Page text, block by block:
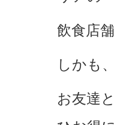
飲食店
しかも
お友達